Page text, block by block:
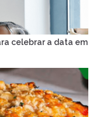
celebrar a data em